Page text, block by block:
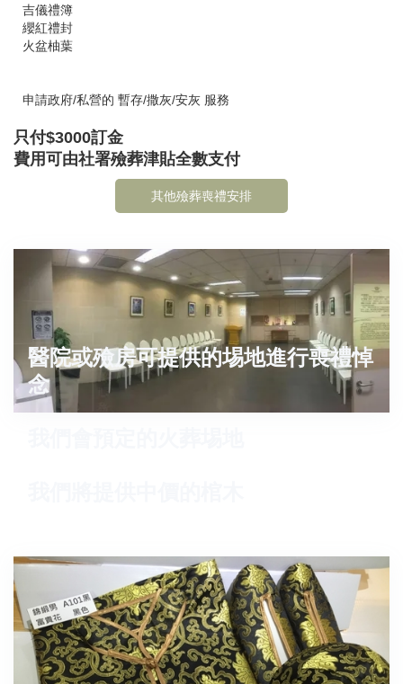
吉儀禮簿
纓紅禮封
火盆柚葉
申請政府/私營的 暫存/撒灰/安灰 服務
只付$3000訂金
費用可由社署殮葬津貼全數支付
其他殮葬喪禮安排
醫院或殮房可提供的埸地進行喪禮悼
念